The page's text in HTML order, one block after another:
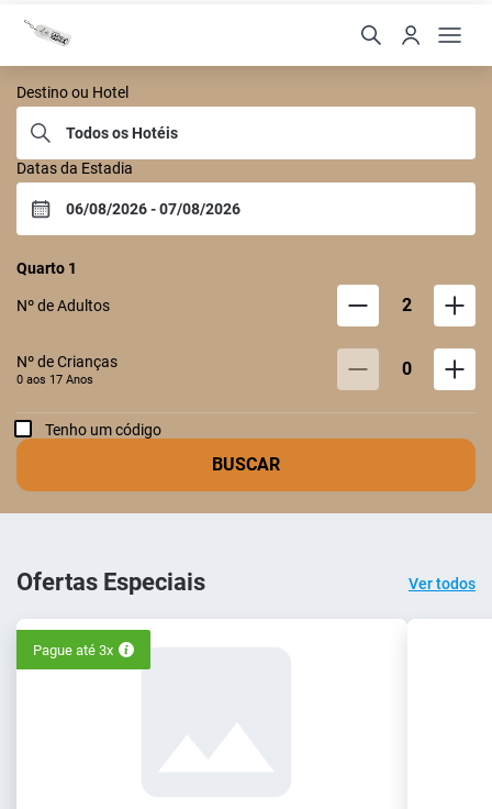
Castelo Itaipava
Destino ou Hotel
Datas da Estadia
Quarto 1
Nº de Adultos 2
Nº de Crianças
0 aos 17 Anos 0
Tenho um código
BUSCAR
Ofertas Especiais Ver todos
Pague até 3x